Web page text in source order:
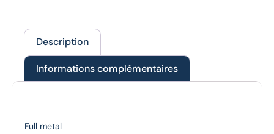
Description
Informations complémentaires
Full metal